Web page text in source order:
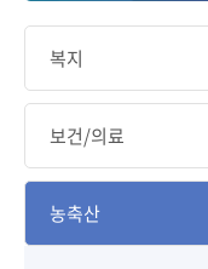
복지
보건/의료
농축산